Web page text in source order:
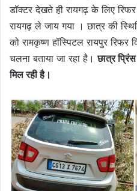
डॉक्टर देखते ही रायगढ़ के लिए
रायगढ़ ले जाय गया । छात्र की
को रामकृष्ण हॉस्पिटल रायपुर रिफर
चलना बताया जा रहा है।छात्र
मिल रही है।